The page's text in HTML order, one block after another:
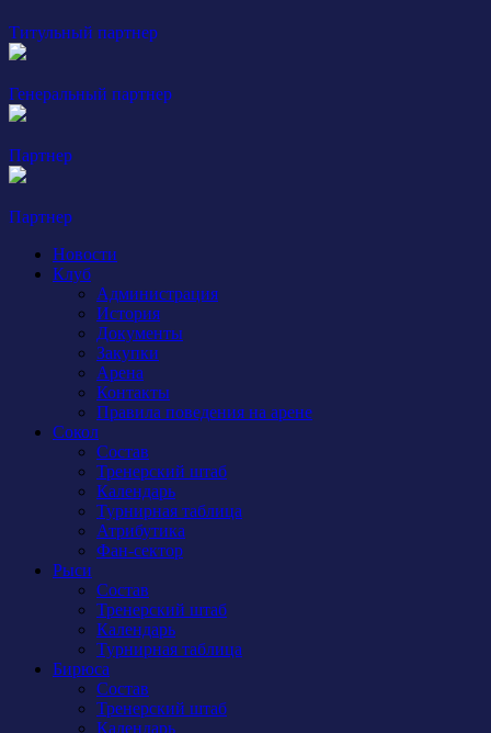
Титульный партнер
Генеральный партнер
Партнер
Партнер
Новости
Клуб
Администрация
История
Документы
Закупки
Арена
Контакты
Правила поведения на арене
Сокол
Состав
Тренерский штаб
Календарь
Турнирная таблица
Атрибутика
Фан-сектор
Рыси
Состав
Тренерский штаб
Календарь
Турнирная таблица
Бирюса
Состав
Тренерский штаб
Календарь